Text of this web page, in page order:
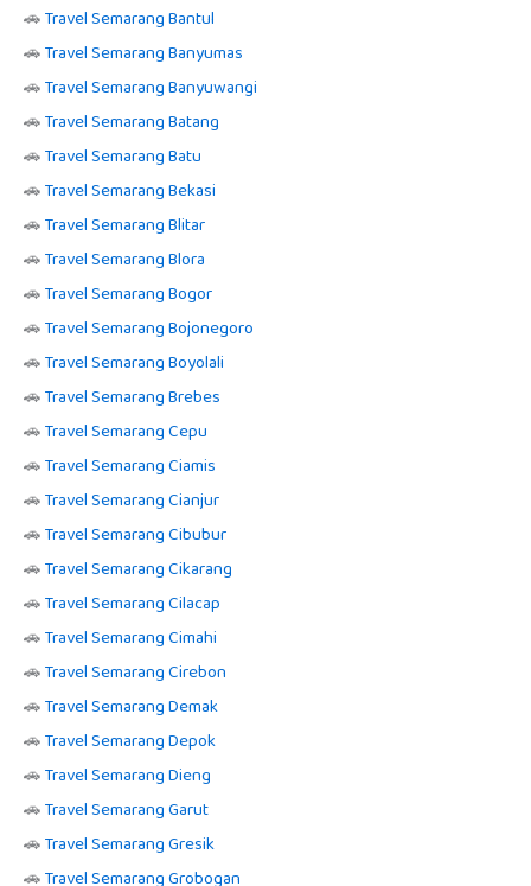
🚗Travel Semarang Bantul
🚗Travel Semarang Banyumas
🚗Travel Semarang Banyuwangi
🚗Travel Semarang Batang
🚗Travel Semarang Batu
🚗Travel Semarang Bekasi
🚗Travel Semarang Blitar
🚗Travel Semarang Blora
🚗Travel Semarang Bogor
🚗Travel Semarang Bojonegoro
🚗Travel Semarang Boyolali
🚗Travel Semarang Brebes
🚗Travel Semarang Cepu
🚗Travel Semarang Ciamis
🚗Travel Semarang Cianjur
🚗Travel Semarang Cibubur
🚗Travel Semarang Cikarang
🚗Travel Semarang Cilacap
🚗Travel Semarang Cimahi
🚗Travel Semarang Cirebon
🚗Travel Semarang Demak
🚗Travel Semarang Depok
🚗Travel Semarang Dieng
🚗Travel Semarang Garut
🚗Travel Semarang Gresik
🚗Travel Semarang Grobogan